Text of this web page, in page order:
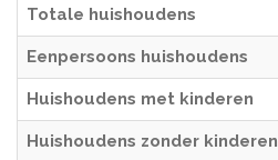
Totale huishoudens
Eenpersoons huishoudens
Huishoudens met kinderen
Huishoudens zonder kinderen